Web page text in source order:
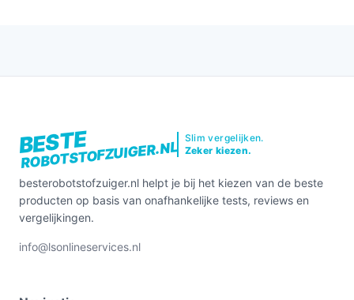
BESTE
ROBOTSTOFZUIGER.NL
Slim vergelijken.
Zeker kiezen.
besterobotstofzuiger.nl helpt je bij het kiezen van de beste
producten op basis van onafhankelijke tests, reviews en
vergelijkingen.
info@lsonlineservices.nl